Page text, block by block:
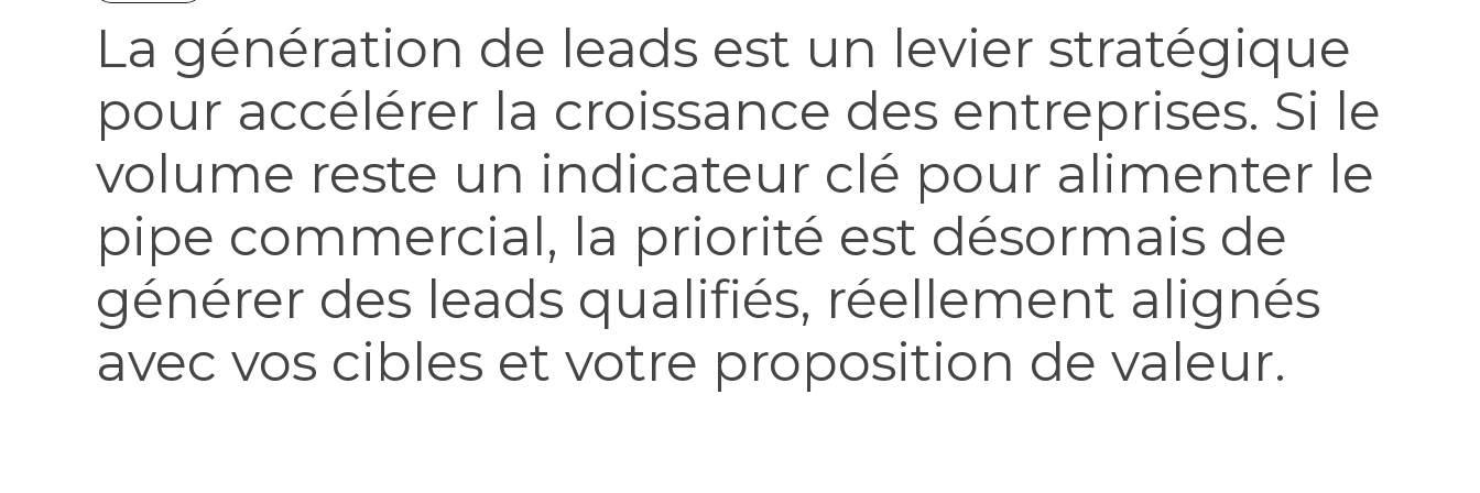
La génération de leads est un levier stratégique
pour accélérer la croissance des entreprises. Si le
volume reste un indicateur clé pour alimenter le
pipe commercial, la priorité est désormais de
générer des leads qualifiés, réellement alignés
avec vos cibles et votre proposition de valeur.